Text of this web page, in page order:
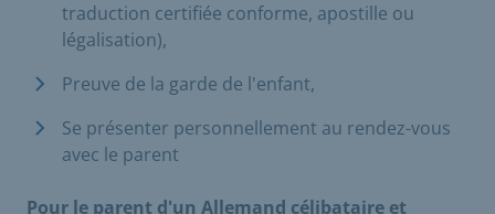
traduction certifiée conforme, apostille ou
légalisation),
Preuve de la garde de l'enfant,
Se présenter personnellement au rendez-vous
avec le parent
Pour le parent d'un Allemand célibataire et